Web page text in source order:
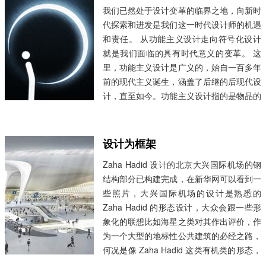
​我们已然处于设计变革的临界之地，向新时
代探索和进发是我们这一时代设计师的机遇
和责任。 从功能主义设计走向符号化设计
就是我们面临的具有时代意义的变革。 这
里，功能主义设计是广义的，始自一百多年
前的现代主义诞生，涵盖了后继的后现代设
计，直至如今。功能主义设计指的是物品的
主义设计是关于时代与社会对物品的认知观
念。 一百多年来的...
设计为框架
Zaha Hadid 设计的北京大兴国际机场的钢
结构部分已构建完成，在新华网可以看到一
些照片，大兴国际机场的设计是熟悉的
Zaha Hadid 的形态设计，大众会跟一些形
象化的联想比如海星之类对其作出评价，作
为一个大型的地标性公共建筑的必经之路，
何况是像 Zaha Hadid 这类有机类的形态，